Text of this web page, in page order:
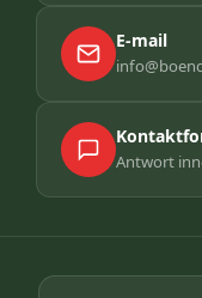
E-mail
Antwort